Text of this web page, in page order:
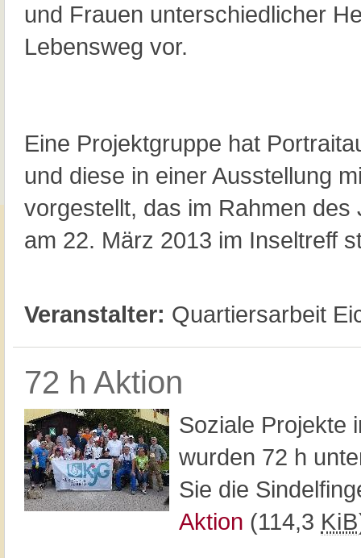
und Frauen unterschiedlicher
Lebensweg vor.
Eine Projektgruppe hat
und diese in einer Ausstellung
vorgestellt, das im Rahmen des
am 22. März 2013 im Inseltreff
Veranstalter: Quartiersarbeit
72 h Aktion
Soziale Projekte
wurden 72 h
Sie die
Aktion (114,3 KiB